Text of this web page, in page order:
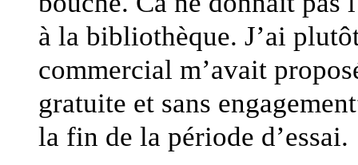
à la bibliothèque. J’ai
commercial m’avait
gratuite et sans
la fin de la période d’essai.